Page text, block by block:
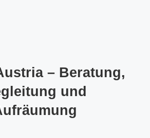
– Beratung,
und